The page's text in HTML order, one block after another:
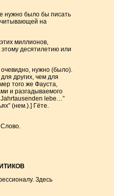
нужно было бы писать
на
миллионов,
десятилетию или
нужно (было).
других, чем для
того же Фауста,
и разгадываемого
Jahrtausenden lebe…”
(нем.).] Гёте.
Слово.
Здесь